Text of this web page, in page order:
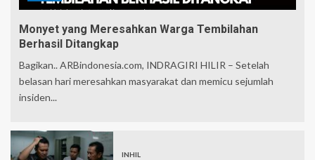
Monyet yang Meresahkan Warga Tembilahan
Berhasil Ditangkap
Bagikan.. ARBindonesia.com, INDRAGIRI HILIR – Setelah
belasan hari meresahkan masyarakat dan memicu sejumlah
insiden...
INHIL